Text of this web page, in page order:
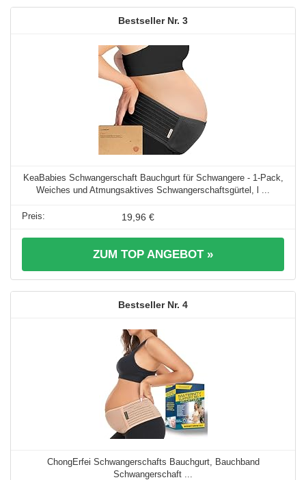
3
KeaBabies Schwangerschaft Bauchgurt für Schwangere - 1-Pack,
Weiches und Atmungsaktives Schwangerschaftsgürtel, l ...
19,96 €
ZUM TOP ANGEBOT »
4
ChongErfei Schwangerschafts Bauchgurt, Bauchband
Schwangerschaft ...